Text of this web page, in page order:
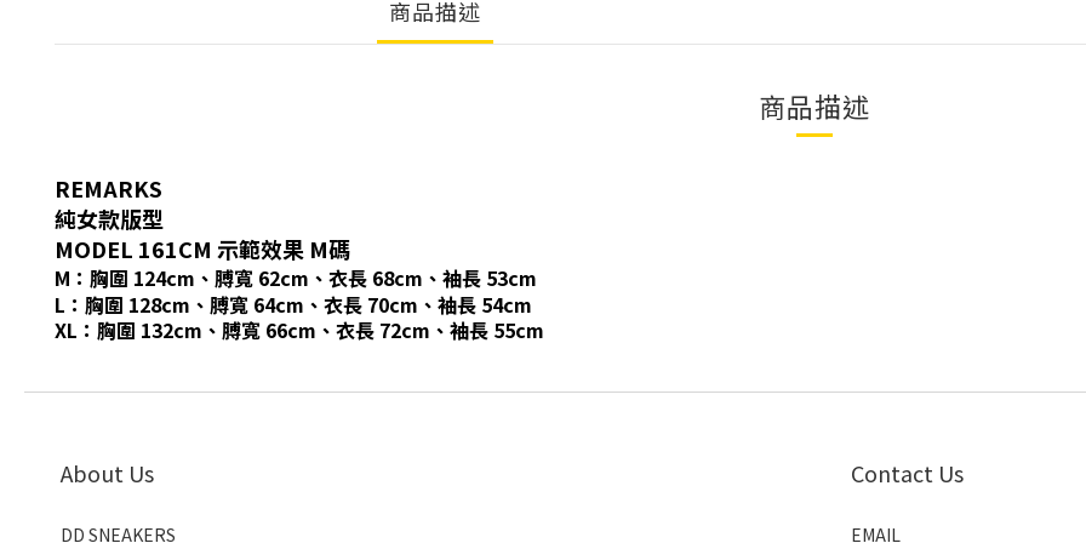
商品描述
商品描述
REMARKS
純女款版型
MODEL 161CM 示範效果 M碼
M：胸圍 124cm、膊寬 62cm、衣長 68cm、袖長 53cm
L：胸圍 128cm、膊寬 64cm、衣長 70cm、袖長 54cm
XL：胸圍 132cm、膊寬 66cm、衣長 72cm、袖長 55cm
About Us
DD SNEAKERS
Contact Us
EMAIL